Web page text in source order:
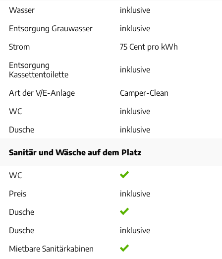
Wasser
inklusive
Entsorgung Grauwasser
inklusive
Strom
75 Cent pro kWh
Entsorgung
Kassettentoilette
inklusive
Art der V/E-Anlage
Camper-Clean
WC
inklusive
Dusche
inklusive
Sanitär und Wäsche auf dem Platz
WC
Preis
inklusive
Dusche
Dusche
inklusive
Mietbare Sanitärkabinen